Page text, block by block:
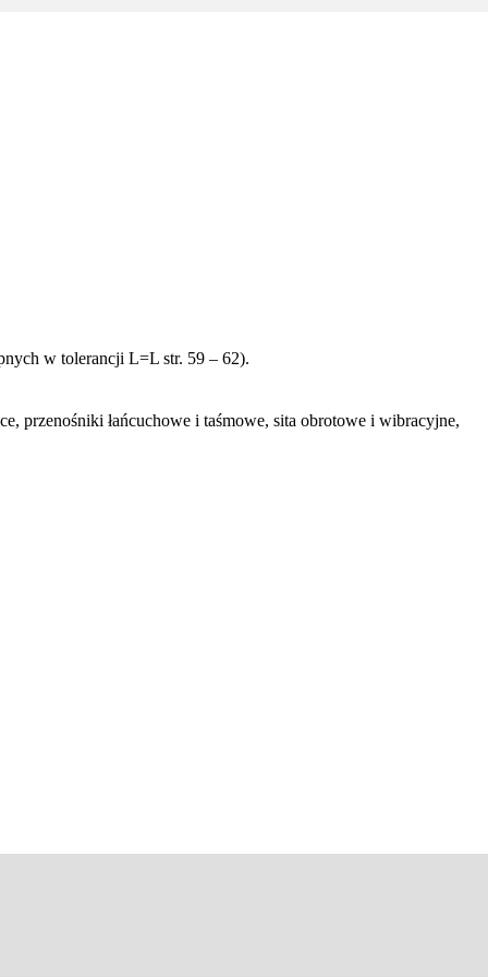
w tolerancji L=L str. 59 – 62).
przenośniki łańcuchowe i taśmowe, sita obrotowe i wibracyjne,